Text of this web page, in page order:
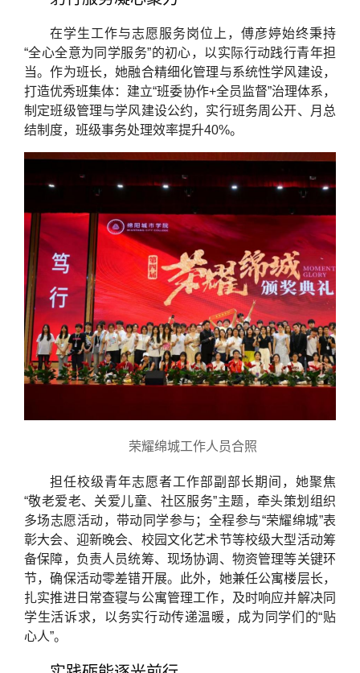
在学生工作与志愿服务岗位上，傅彦婷始终秉持
“全心全意为同学服务”的初心，以实际行动践行青年担
当。作为班长，她融合精细化管理与系统性学风建设，
打造优秀班集体：建立“班委协作+全员监督”治理体系，
制定班级管理与学风建设公约，实行班务周公开、月总
结制度，班级事务处理效率提升40%。
荣耀绵城工作人员合照
担任校级青年志愿者工作部副部长期间，她聚焦
“敬老爱老、关爱儿童、社区服务”主题，牵头策划组织
多场志愿活动，带动同学参与；全程参与“荣耀绵城”表
彰大会、迎新晚会、校园文化艺术节等校级大型活动筹
备保障，负责人员统筹、现场协调、物资管理等关键环
节，确保活动零差错开展。此外，她兼任公寓楼层长，
扎实推进日常查寝与公寓管理工作，及时响应并解决同
学生活诉求，以务实行动传递温暖，成为同学们的“贴
心人”。